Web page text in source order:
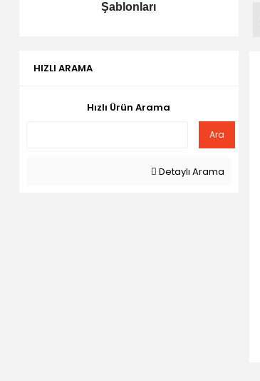
Şablonları
HIZLI ARAMA
Hızlı Ürün Arama
Ara
Detaylı Arama